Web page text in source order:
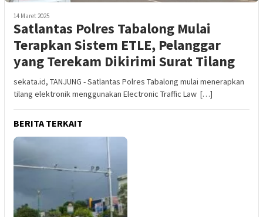
14 Maret 2025
Satlantas Polres Tabalong Mulai
Terapkan Sistem ETLE, Pelanggar
yang Terekam Dikirimi Surat Tilang
sekata.id, TANJUNG - Satlantas Polres Tabalong mulai menerapkan
tilang elektronik menggunakan Electronic Traffic Law […]
BERITA TERKAIT